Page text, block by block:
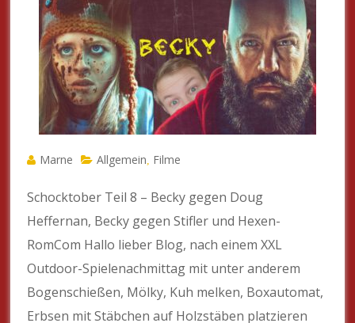
Marne Allgemein Filme
Schocktober Teil 8 – Becky gegen Doug
Heffernan, Becky gegen Stifler und Hexen-
RomCom Hallo lieber Blog, nach einem XXL
Outdoor-Spielenachmittag mit unter anderem
Bogenschießen, Mölky, Kuh melken, Boxautomat,
Erbsen mit Stäbchen auf Holzstäben platzieren